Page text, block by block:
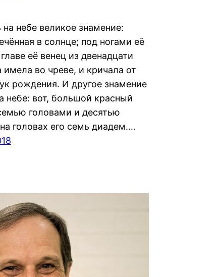
небе великое знамение:
в солнце; под ногами её
её венец из двенадцати
имела во чреве, и кричала от
рождения. И другое знамение
небе: вот, большой красный
головами и десятью
головах его семь диадем.…